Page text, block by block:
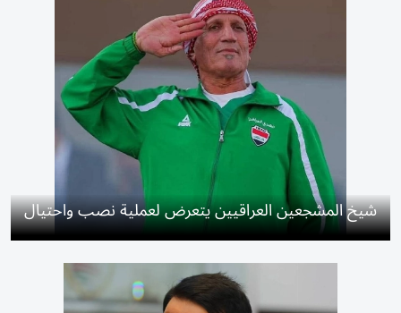
شيخ المشجعين العراقيين يتعرض لعملية نصب واحتيال